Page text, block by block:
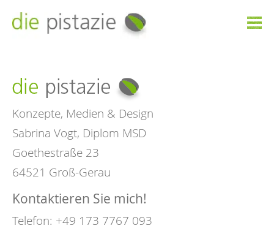

Konzepte, Medien & Design
Sabrina Vogt, Diplom MSD
Goethestraße 23
64521 Groß-Gerau
Kontaktieren Sie mich!
Telefon: +49 173 7767 093